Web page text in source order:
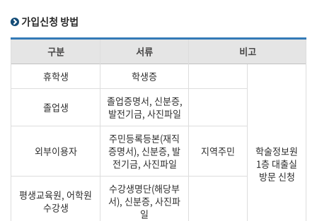
가입신청 방법
구분 서류
비고
휴학생
학생증
학술정보원
1층 대출실
방문 신청
졸업생
졸업증명서, 신분증,
발전기금, 사진파일
외부이용자
주민등록등본(재직
증명서), 신분증, 발
전기금, 사진파일
지역주민
평생교육원, 어학원
수강생
수강생명단(해당부
서), 신분증, 사진파
일